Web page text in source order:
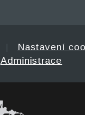
Nastavení
Administrace